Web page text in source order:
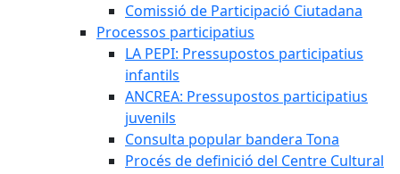
Comissió de Participació Ciutadana
Processos participatius
LA PEPI: Pressupostos participatius
infantils
ANCREA: Pressupostos participatius
juvenils
Consulta popular bandera Tona
Procés de definició del Centre Cultural